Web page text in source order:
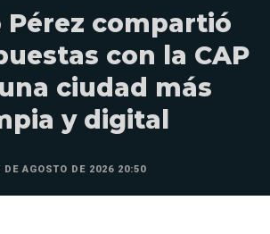
Pérez compartió
con la CAP
ciudad más
y digital
DE AGOSTO DE 2026 20:50